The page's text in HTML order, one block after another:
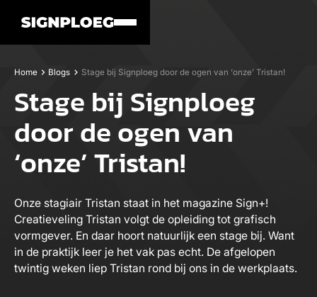
Home Blogs Stage bij Signploeg door de ogen van ‘onze’ Tristan!
Stage bij Signploeg
door de ogen van
‘onze’ Tristan!
Onze stagiair Tristan staat in het magazine Sign+!
Creatieveling Tristan volgt de opleiding tot grafisch
vormgever. En daar hoort natuurlijk een stage bij. Want
in de praktijk leer je het vak pas echt. De afgelopen
twintig weken liep Tristan rond bij ons in de werkplaats.